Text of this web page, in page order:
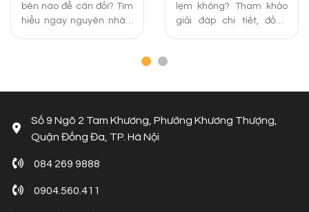
bên nào để cân đối? Tìm
hiểu ngay nguyên nhân,
lẹm không? Tham khảo
giải đáp chi tiết, đồng
Số 9 Ngõ 2 Tam Khương, Phường Khương Thượng,
Quận Đống Đa, TP. Hà Nội
084 269 9888
0904.560.411